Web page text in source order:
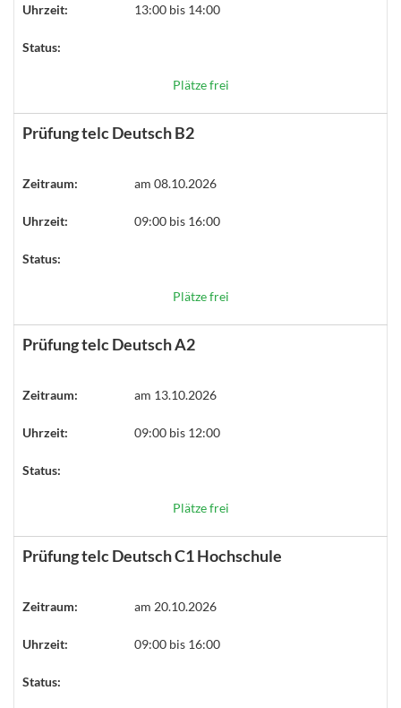
Uhrzeit: 13:00 bis 14:00
Status:
Plätze frei
Prüfung telc Deutsch B2
Zeitraum: am 08.10.2026
Uhrzeit: 09:00 bis 16:00
Status:
Plätze frei
Prüfung telc Deutsch A2
Zeitraum: am 13.10.2026
Uhrzeit: 09:00 bis 12:00
Status:
Plätze frei
Prüfung telc Deutsch C1 Hochschule
Zeitraum: am 20.10.2026
Uhrzeit: 09:00 bis 16:00
Status: